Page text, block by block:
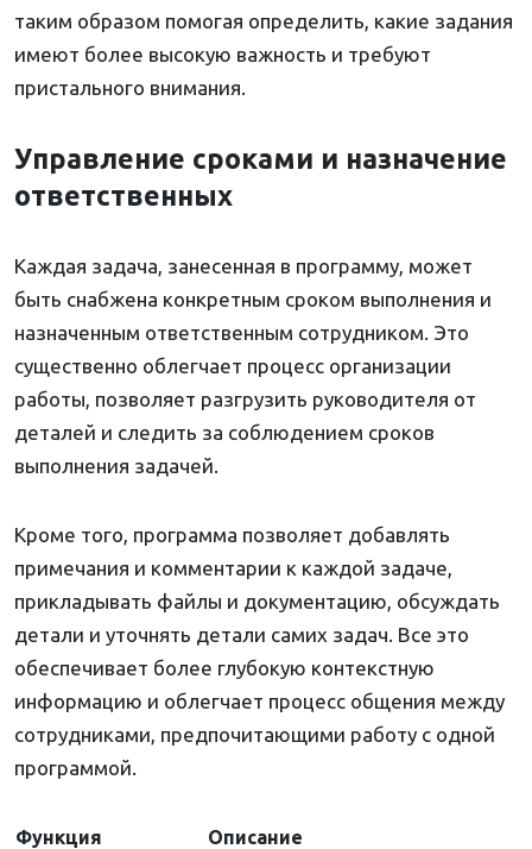
таким образом помогая определить, какие задания
имеют более высокую важность и требуют
пристального внимания.
Управление сроками и назначение
ответственных
Каждая задача, занесенная в программу, может
быть снабжена конкретным сроком выполнения и
назначенным ответственным сотрудником. Это
существенно облегчает процесс организации
работы, позволяет разгрузить руководителя от
деталей и следить за соблюдением сроков
выполнения задачей.
Кроме того, программа позволяет добавлять
примечания и комментарии к каждой задаче,
прикладывать файлы и документацию, обсуждать
детали и уточнять детали самих задач. Все это
обеспечивает более глубокую контекстную
информацию и облегчает процесс общения между
сотрудниками, предпочитающими работу с одной
программой.
Функция
Описание